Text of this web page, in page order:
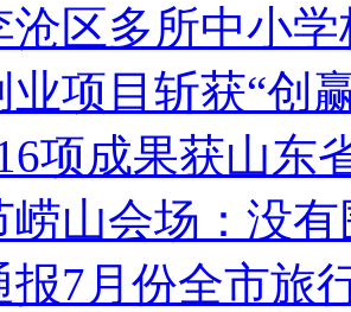
沧区多所中小
业项目斩获“创
项成果获山东
崂山会场：没有
报7月份全市旅